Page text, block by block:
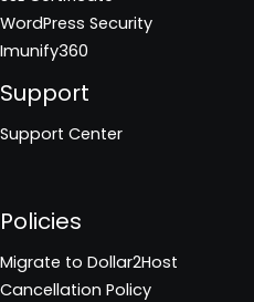
WordPress Security
Imunify360
Support
Support Center
Policies
Migrate to Dollar2Host
Cancellation Policy